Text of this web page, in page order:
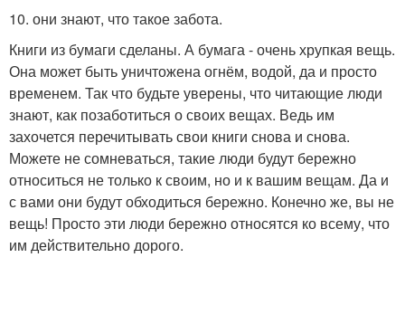
10. они знают, что такое забота.
Книги из бумаги сделаны. А бумага - очень хрупкая вещь.
Она может быть уничтожена огнём, водой, да и просто
временем. Так что будьте уверены, что читающие люди
знают, как позаботиться о своих вещах. Ведь им
захочется перечитывать свои книги снова и снова.
Можете не сомневаться, такие люди будут бережно
относиться не только к своим, но и к вашим вещам. Да и
с вами они будут обходиться бережно. Конечно же, вы не
вещь! Просто эти люди бережно относятся ко всему, что
им действительно дорого.